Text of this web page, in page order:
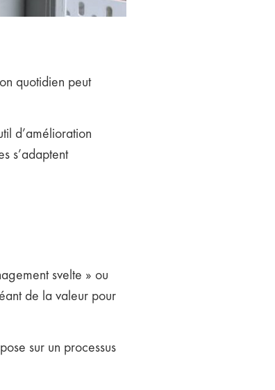
quotidien peut
d’amélioration
s’adaptent
svelte » ou
de la valeur pour
sur un processus